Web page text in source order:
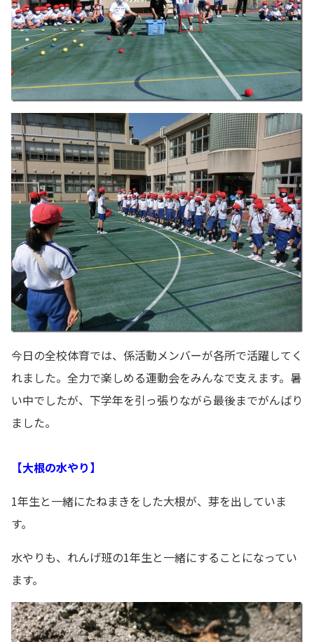
今日の全校体育では、係活動メンバーが各所で活躍してく
れました。全力で楽しめる運動会をみんなで支えます。暑
い中でしたが、下学年を引っ張りながら最後までがんばり
ました。
【大根の水やり】
1年生と一緒にたねまきをした大根が、芽を出していま
す。
水やりも、れんげ班の1年生と一緒にすることになってい
ます。